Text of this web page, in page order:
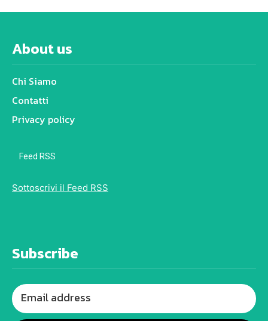
About us
Chi Siamo
Contatti
Privacy policy
Feed RSS
Sottoscrivi il Feed RSS
Subscribe